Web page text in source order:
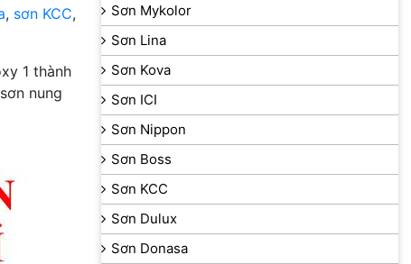
, sơn KCC,
1 thành
nung
Sơn Mykolor
Sơn Lina
Sơn Kova
Sơn ICI
Sơn Nippon
Sơn Boss
Sơn KCC
Sơn Dulux
Sơn Donasa